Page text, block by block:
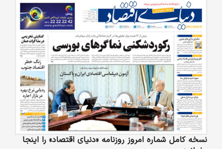
نسخه کامل شماره امروز روزنامه «دنیای‌ اقتصاد» را اینجا